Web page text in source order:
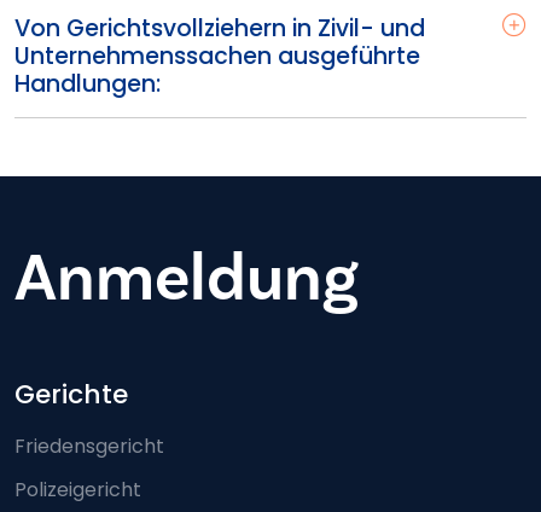
Von Gerichtsvollziehern in Zivil- und
Unternehmenssachen ausgeführte
Handlungen:
Anmeldung
Footer-menu
Gerichte
Friedensgericht
Polizeigericht